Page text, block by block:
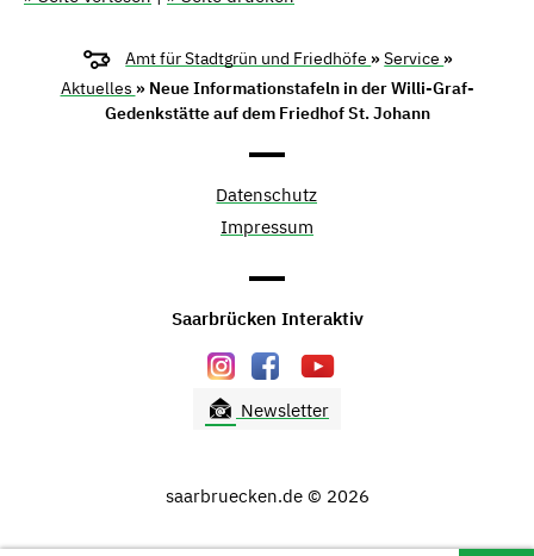
Amt für Stadtgrün und Friedhöfe »Service »
Aktuelles » Neue Informationstafeln in der Willi-Graf-
Gedenkstätte auf dem Friedhof St. Johann
Datenschutz
Impressum
Saarbrücken Interaktiv
Newsletter
saarbruecken.de © 2026